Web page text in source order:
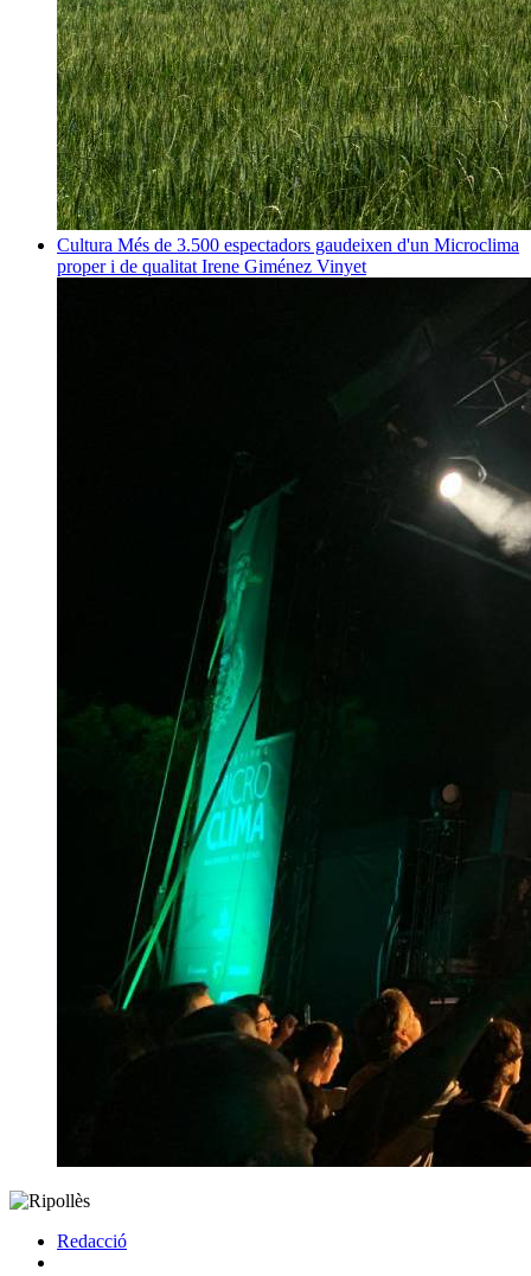
Cultura Més de 3.500 espectadors gaudeixen d'un Microclima
proper i de qualitat Irene Giménez Vinyet
Redacció